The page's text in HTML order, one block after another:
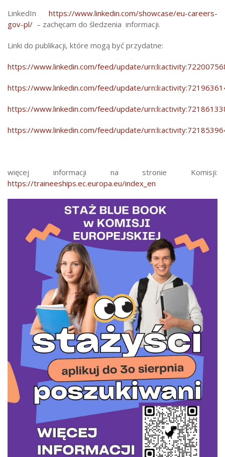
LinkedIn https://www.linkedin.com/showcase/eu-careers-
gov-pl/ – zachęcam do śledzenia informacji.
Linki do publikacji, które mogą być przydatne:
https://www.linkedin.com/feed/update/
https://www.linkedin.com/feed/update/
https://www.linkedin.com/feed/update/
https://www.linkedin.com/feed/update/
więcej informacji na stronie Komisji:
https://traineeships.ec.europa.eu/index_en